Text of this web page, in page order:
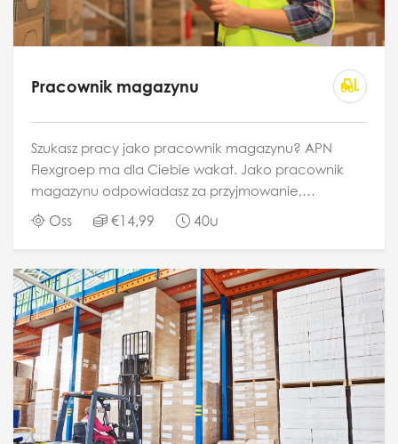
Pracownik magazynu
Szukasz pracy jako pracownik magazynu? APN
Flexgroep ma dla Ciebie wakat. Jako pracownik
magazynu odpowiadasz za przyjmowanie,
przechowywanie i wysyłkę towarów w magazynie
firmy logistycznej. Twoim zadaniem jest bezpieczne i
Oss €14,99 40u